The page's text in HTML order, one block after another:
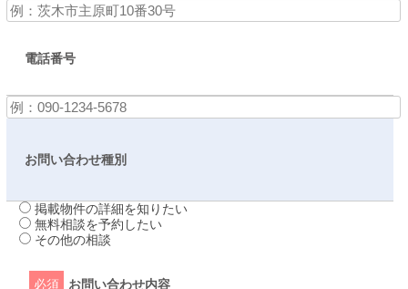
電話番号
お問い合わせ種別
掲載物件の詳細を知りたい
無料相談を予約したい
その他の相談
必須 お問い合わせ内容